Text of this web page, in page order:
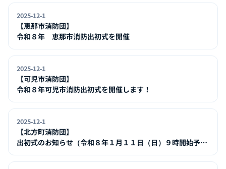
2025-12-1
【恵那市消防団】
令和８年 恵那市消防出初式を開催
2025-12-1
【可児市消防団】
令和８年可児市消防出初式を開催します！
2025-12-1
【北方町消防団】
出初式のお知らせ（令和８年１月１１日（日）９時開始予
定）